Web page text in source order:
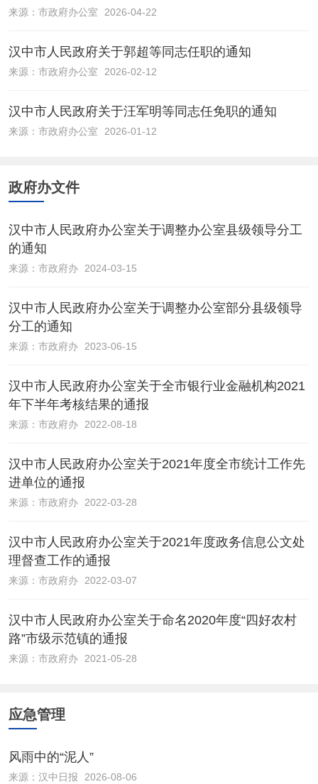
来源： 市政府办公室 2026-04-22
汉中市人民政府关于郭超等同志任职的通知
来源： 市政府办公室 2026-02-12
汉中市人民政府关于汪军明等同志任免职的通知
来源： 市政府办公室 2026-01-12
政府办文件
汉中市人民政府办公室关于调整办公室县级领导分工
的通知
来源： 市政府办 2024-03-15
汉中市人民政府办公室关于调整办公室部分县级领导
分工的通知
来源： 市政府办 2023-06-15
汉中市人民政府办公室关于全市银行业金融机构2021
年下半年考核结果的通报
来源： 市政府办 2022-08-18
汉中市人民政府办公室关于2021年度全市统计工作先
进单位的通报
来源： 市政府办 2022-03-28
汉中市人民政府办公室关于2021年度政务信息公文处
理督查工作的通报
来源： 市政府办 2022-03-07
汉中市人民政府办公室关于命名2020年度“四好农村
路”市级示范镇的通报
来源： 市政府办 2021-05-28
应急管理
风雨中的“泥人”
来源： 汉中日报 2026-08-06